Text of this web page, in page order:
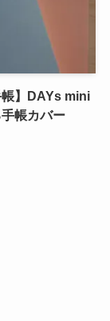
帳】DAYs mini
帳カバー